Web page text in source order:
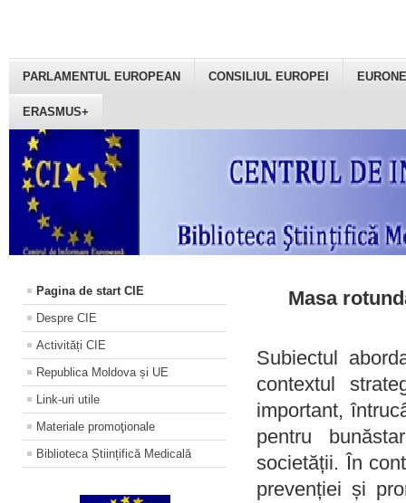
PARLAMENTUL EUROPEAN CONSILIUL EUROPEI
ERASMUS+
Pagina de start CIE
Despre CIE
Activități CIE
Republica Moldova și UE
Link-uri utile
Materiale promoţionale
Biblioteca Științifică Medicală
Masa
Subiectul
contextul
important,
pentru
societății. În
prevenției și